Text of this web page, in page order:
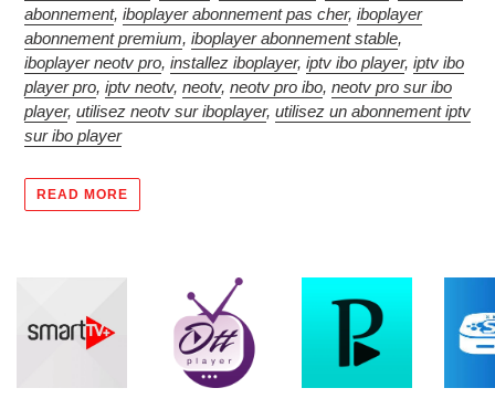
abonnement, iboplayer abonnement pas cher, iboplayer
abonnement premium, iboplayer abonnement stable,
iboplayer neotv pro, installez iboplayer, iptv ibo player, iptv ibo
player pro, iptv neotv, neotv, neotv pro ibo, neotv pro sur ibo
player, utilisez neotv sur iboplayer, utilisez un abonnement iptv
sur ibo player
READ MORE